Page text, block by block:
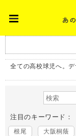
全ての高校球児へ。
注目のキーワード：
根尾
大阪桐蔭